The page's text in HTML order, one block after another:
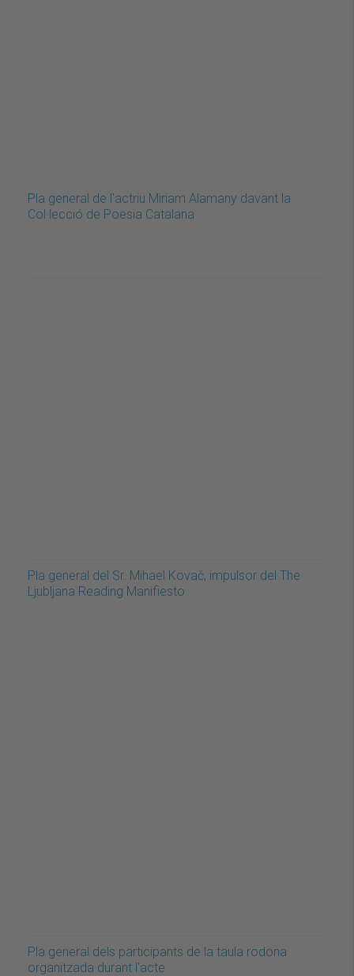
Pla general de l'actriu Miriam Alamany davant la
Col·lecció de Poesia Catalana
Pla general del Sr. Mihael Kovač, impulsor del The
Ljubljana Reading Manifiesto
Pla general dels participants de la taula rodona
organitzada durant l'acte